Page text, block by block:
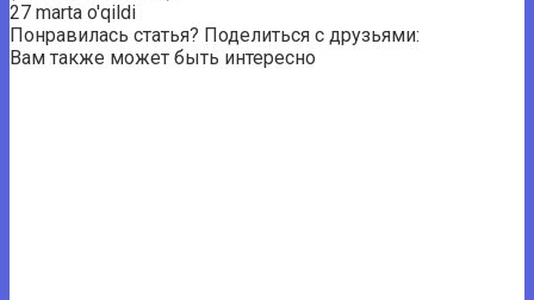
27 marta o'qildi
Понравилась статья? Поделиться с друзьями:
Вам также может быть интересно